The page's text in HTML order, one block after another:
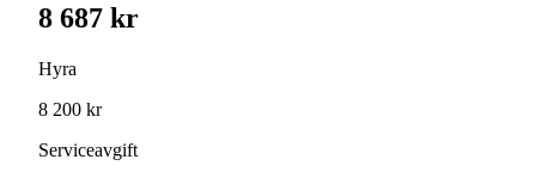
8 687 kr
Hyra
8 200 kr
Serviceavgift